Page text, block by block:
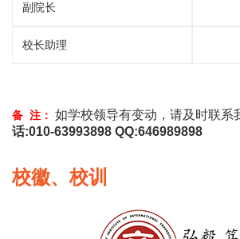
副院长
校长助理
备 注： 如学校领导有变动，请及时联系
话:010-63993898 QQ:646989898
校徽、校训